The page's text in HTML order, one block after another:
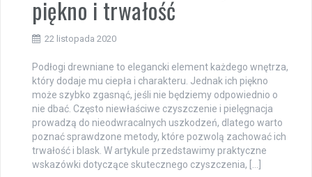
piękno i trwałość
22 listopada 2020
Podłogi drewniane to elegancki element każdego wnętrza,
który dodaje mu ciepła i charakteru. Jednak ich piękno
może szybko zgasnąć, jeśli nie będziemy odpowiednio o
nie dbać. Często niewłaściwe czyszczenie i pielęgnacja
prowadzą do nieodwracalnych uszkodzeń, dlatego warto
poznać sprawdzone metody, które pozwolą zachować ich
trwałość i blask. W artykule przedstawimy praktyczne
wskazówki dotyczące skutecznego czyszczenia, […]